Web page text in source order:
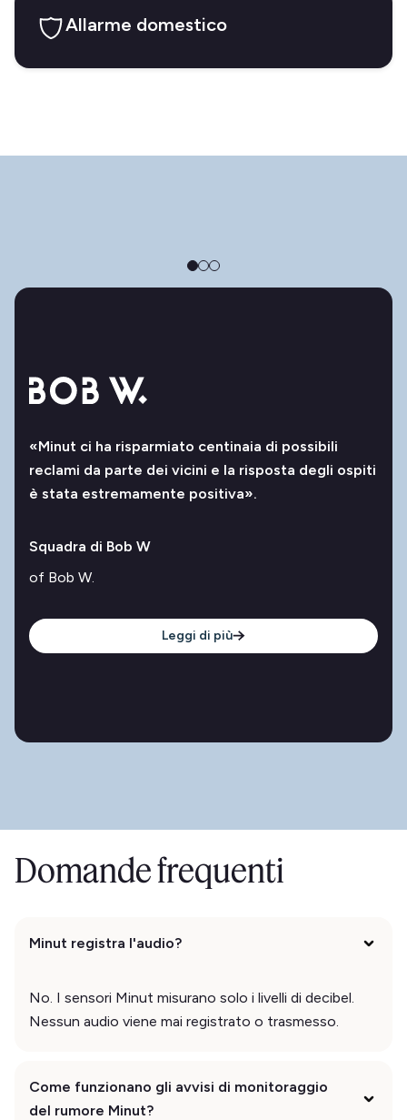
Allarme domestico
«Minut ci ha risparmiato centinaia di possibili
reclami da parte dei vicini e la risposta degli ospiti
è stata estremamente positiva».
Squadra di Bob W
of Bob W.
Leggi di più
Domande frequenti
Minut registra l'audio?
No. I sensori Minut misurano solo i livelli di decibel.
Nessun audio viene mai registrato o trasmesso.
Come funzionano gli avvisi di monitoraggio
del rumore Minut?